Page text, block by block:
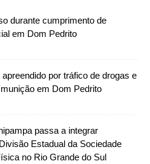
durante cumprimento de
em Dom Pedrito
por tráfico de drogas e
em Dom Pedrito
passa a integrar
Estadual da Sociedade
no Rio Grande do Sul